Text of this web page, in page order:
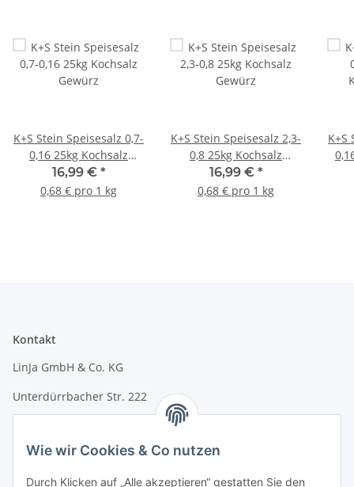
Wie wir Cookies & Co nutzen
Durch Klicken auf „Alle akzeptieren“ gestatten Sie den
K+S Stein Speisesalz 0,7-
0,16 25kg Kochsalz
Gewürz
16,99 € *
0,68 € pro 1 kg
K+S Stein Speisesalz 2,3-
0,8 25kg Kochsalz
Gewürz
16,99 € *
0,68 € pro 1 kg
K+S
Kontakt
LinJa GmbH & Co. KG
Unterdürrbacher Str. 222
E-Mail: info@linja24.de